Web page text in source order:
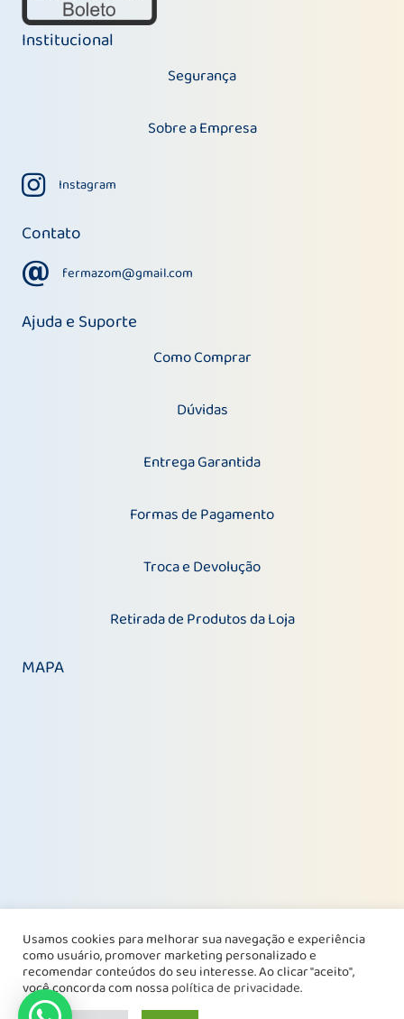
Institucional
Segurança
Sobre a Empresa
InstagramInstagram
Contato
fermazom@gmail.com
fermazom@gmail.com
Ajuda e Suporte
Como Comprar
Dúvidas
Entrega Garantida
Formas de Pagamento
Troca e Devolução
Retirada de Produtos da Loja
MAPA
Usamos cookies para melhorar sua navegação e experiência
como usuário, promover marketing personalizado e
recomendar conteúdos do seu interesse. Ao clicar "aceito",
você concorda com nossapolítica de privacidade.